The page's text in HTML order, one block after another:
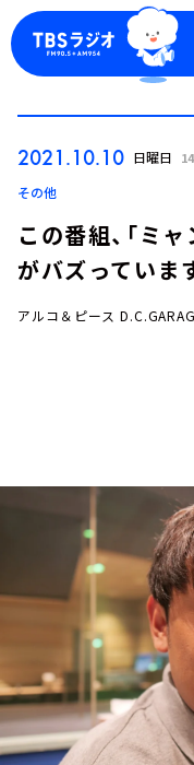
お知らせ
イベント・グ
YouTube
会社情報
2021.10.10 日曜日
その他
この番組、「ミ
がバズっていま
アルコ＆ピース